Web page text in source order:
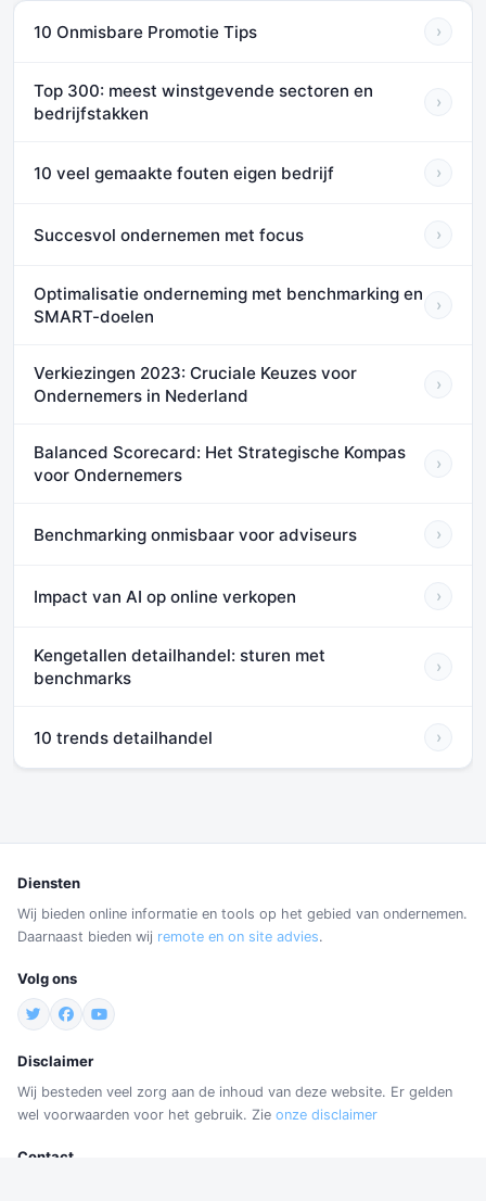
10 Onmisbare Promotie Tips ›
Top 300: meest winstgevende sectoren en
bedrijfstakken
›
10 veel gemaakte fouten eigen bedrijf ›
Succesvol ondernemen met focus ›
Optimalisatie onderneming met benchmarking en
SMART-doelen
›
Verkiezingen 2023: Cruciale Keuzes voor
Ondernemers in Nederland
›
Balanced Scorecard: Het Strategische Kompas
voor Ondernemers
›
Benchmarking onmisbaar voor adviseurs ›
Impact van AI op online verkopen ›
Kengetallen detailhandel: sturen met
benchmarks
›
10 trends detailhandel ›
Diensten
Wij bieden online informatie en tools op het gebied van ondernemen.
Daarnaast bieden wij remote en on site advies.
Volg ons
Disclaimer
Wij besteden veel zorg aan de inhoud van deze website. Er gelden
wel voorwaarden voor het gebruik. Zie onze disclaimer
Contact